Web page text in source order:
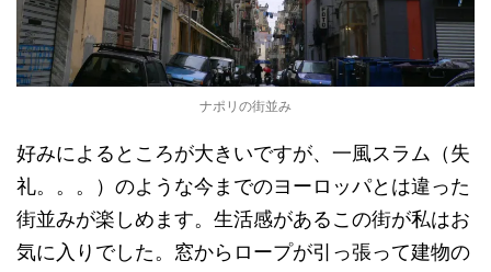
ナポリの街並み
好みによるところが大きいですが、一風スラム（失
礼。。。）のような今までのヨーロッパとは違った
街並みが楽しめます。生活感があるこの街が私はお
気に入りでした。窓からロープが引っ張って建物の